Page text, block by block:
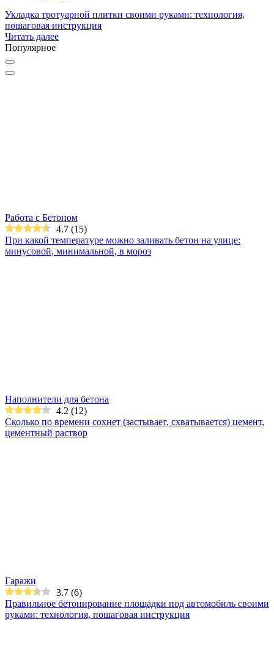
Укладка тротуарной плитки своими руками: технология,
пошаговая инструкция
Читать далее
Популярное
Работа с Бетоном
4.7 (15)
При какой температуре можно заливать бетон на улице:
минусовой, минимальной, в мороз
Наполнители для бетона
4.2 (12)
Сколько по времени сохнет (застывает, схватывается) цемент,
цементный раствор
Гаражи
3.7 (6)
Правильное бетонирование площадки под автомобиль своими
руками: технология, пошаговая инструкция